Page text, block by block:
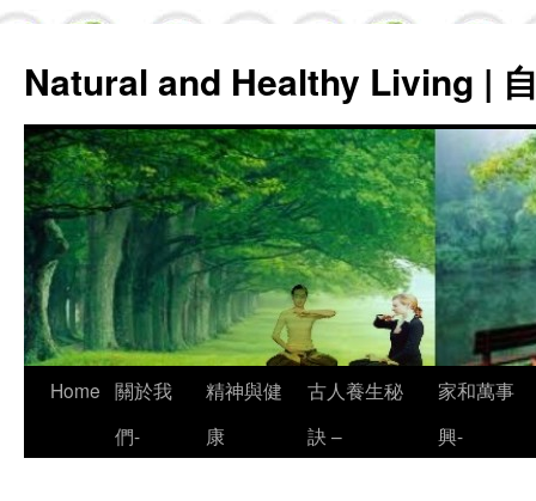
Natural and Healthy Living |
Skip
Home 關於我
們-
精神與健
康
古人養生秘
訣 –
家和萬事
興-